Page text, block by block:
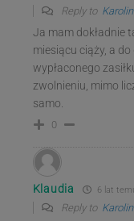
Reply to
Ja mam dokładnie
miesiącu ciąży, a
wypłaconego
zwolnieniu, mimo
samo.
0
Klaudia 6 lat
Reply to